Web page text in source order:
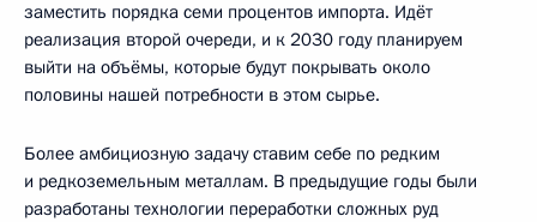
заместить порядка семи процентов импорта. Идёт
реализация второй очереди, и к 2030 году планируем
выйти на объёмы, которые будут покрывать около
половины нашей потребности в этом сырье.
Более амбициозную задачу ставим себе по редким
и редкоземельным металлам. В предыдущие годы были
разработаны технологии переработки сложных руд